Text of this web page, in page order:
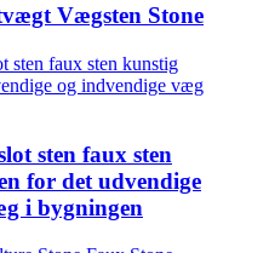
Vægsten Stone
sten faux sten
for det udvendige
i bygningen